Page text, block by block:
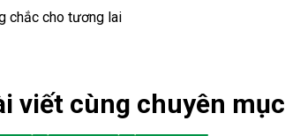
chắc cho tương lai
viết cùng chuyên mục